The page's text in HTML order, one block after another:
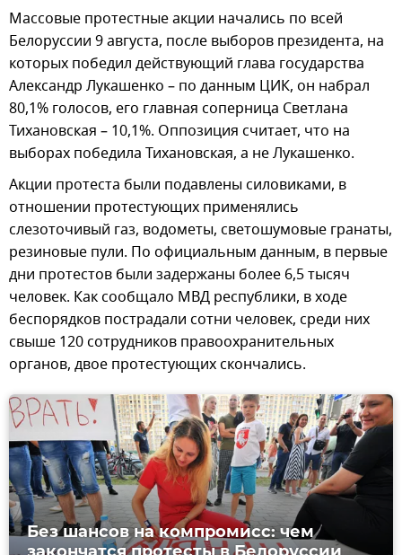
Массовые протестные акции начались по всей
Белоруссии 9 августа, после выборов президента, на
которых победил действующий глава государства
Александр Лукашенко – по данным ЦИК, он набрал
80,1% голосов, его главная соперница Светлана
Тихановская – 10,1%. Оппозиция считает, что на
выборах победила Тихановская, а не Лукашенко.
Акции протеста были подавлены силовиками, в
отношении протестующих применялись
слезоточивый газ, водометы, светошумовые гранаты,
резиновые пули. По официальным данным, в первые
дни протестов были задержаны более 6,5 тысяч
человек. Как сообщало МВД республики, в ходе
беспорядков пострадали сотни человек, среди них
свыше 120 сотрудников правоохранительных
органов, двое протестующих скончались.
Без шансов на компромисс: чем